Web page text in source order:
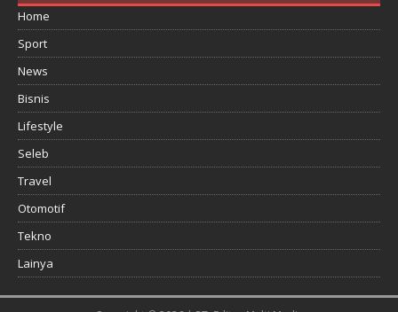
Home
Sport
News
Bisnis
Lifestyle
Seleb
Travel
Otomotif
Tekno
Lainya